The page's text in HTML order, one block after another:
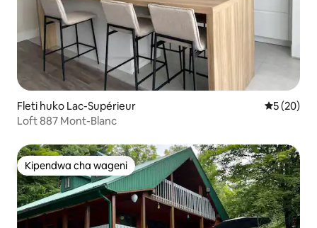
Fleti huko Lac-Supérieur Ukadiriaji
5 (20)
Loft 887 Mont-Blanc
Kipendwa cha wageni
Kipendwa cha wageni